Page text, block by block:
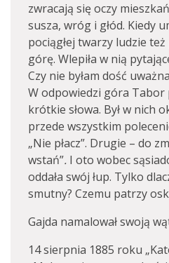
zwracają się oczy
susza, wróg i głód. Kiedy
pociągłej twarzy ludzie
górę. Wlepiła w nią
Czy nie byłam dość
W odpowiedzi góra Tabor
krótkie słowa. Był w nich
przede wszystkim
„Nie płacz”. Drugie – do
wstań”. I oto wobec
oddała swój łup. Tylko
smutny? Czemu patrzy
Gajda namalował swoją
14 sierpnia 1885 roku